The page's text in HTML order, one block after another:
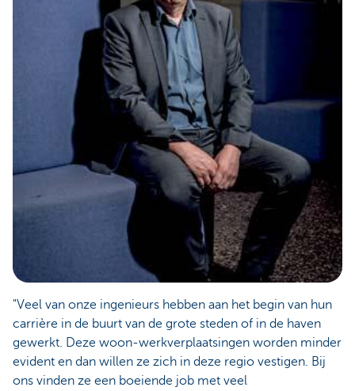
"Veel van onze ingenieurs hebben aan het begin van hun
carrière in de buurt van de grote steden of in de haven
gewerkt. Deze woon-werkverplaatsingen worden minder
evident en dan willen ze zich in deze regio vestigen. Bij
ons vinden ze een boeiende job met veel